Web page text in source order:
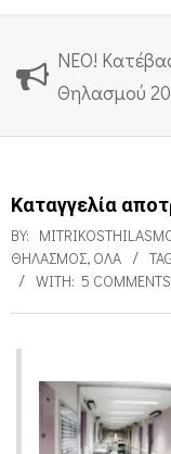
ΝΕΟ!
Θηλασμού
Καταγγελία
BY:
ΘΗΛΑΣΜΌΣ, ΌΛΑ
WITH: 5 COMMENTS